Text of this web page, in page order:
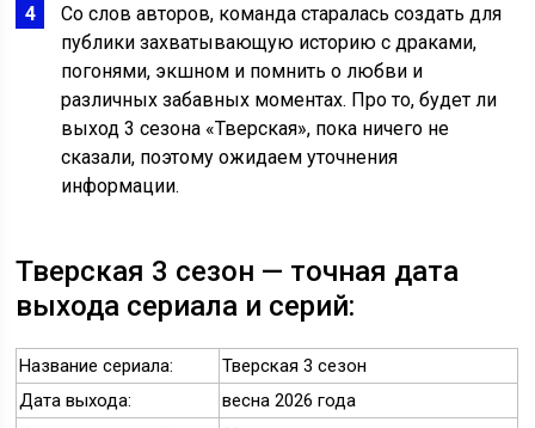
Со слов авторов, команда старалась создать для
публики захватывающую историю с драками,
погонями, экшном и помнить о любви и
различных забавных моментах. Про то, будет ли
выход 3 сезона «Тверская», пока ничего не
сказали, поэтому ожидаем уточнения
информации.
Тверская 3 сезон — точная дата
выхода сериала и серий:
Название сериала:
Тверская 3 сезон
Дата выхода:
весна 2026 года